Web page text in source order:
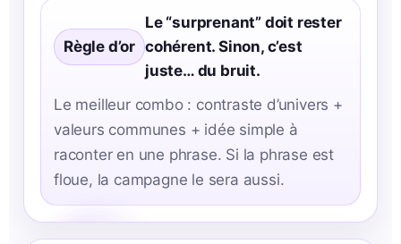
Règle d’or
Le “surprenant” doit rester
cohérent. Sinon, c’est
juste… du bruit.
Le meilleur combo : contraste d’univers +
valeurs communes + idée simple à
raconter en une phrase. Si la phrase est
floue, la campagne le sera aussi.